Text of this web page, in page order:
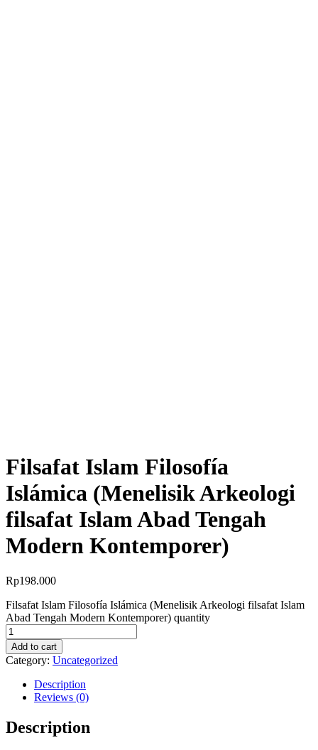
Filsafat Islam Filosofía
Islámica (Menelisik Arkeologi
filsafat Islam Abad Tengah
Modern Kontemporer)
Rp198.000
Filsafat Islam Filosofía Islámica (Menelisik Arkeologi filsafat Islam
Abad Tengah Modern Kontemporer) quantity
Add to cart
Category: Uncategorized
Description
Reviews (0)
Description